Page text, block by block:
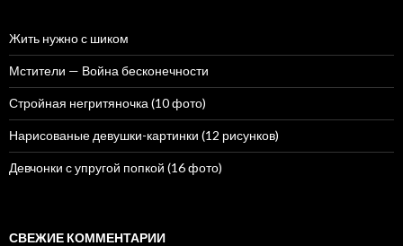
Жить нужно с шиком
Мстители — Война бесконечности
Стройная негритяночка (10 фото)
Нарисованые девушки-картинки (12 рисунков)
Девчонки с упругой попкой (16 фото)
СВЕЖИЕ КОММЕНТАРИИ